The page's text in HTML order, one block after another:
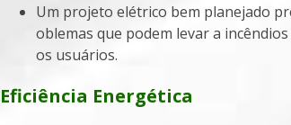
Um projeto elétrico bem planejado previne sobrecargas, curtos-circuitos e outros pr
oblemas que podem levar a
os usuários.
Eficiência Energética